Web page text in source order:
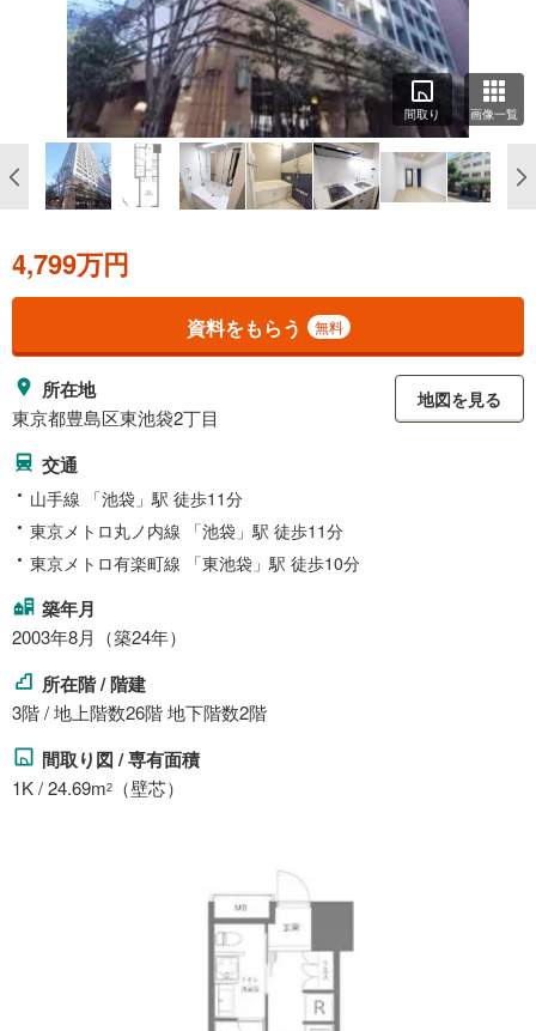
間取り 画像一覧
4,799万円
資料をもらう 無料
所在地
東京都豊島区東池袋2丁目
地図を見る
交通
山手線 「池袋」駅 徒歩11分
東京メトロ丸ノ内線 「池袋」駅 徒歩11分
東京メトロ有楽町線 「東池袋」駅 徒歩10分
築年月
2003年8月（築24年）
所在階 / 階建
3階 / 地上階数26階 地下階数2階
間取り図 / 専有面積
1K / 24.69m2 （壁芯）